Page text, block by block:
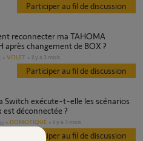
Participer au fil de discussion
après changement de BOX ?
VOLET il y a 3 mois
Participer au fil de discussion
est déconnectée ?
DOMOTIQUE il y a 3 mois
Participer au fil de discussion